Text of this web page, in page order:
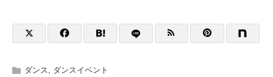
ダンス
ダンスイベント